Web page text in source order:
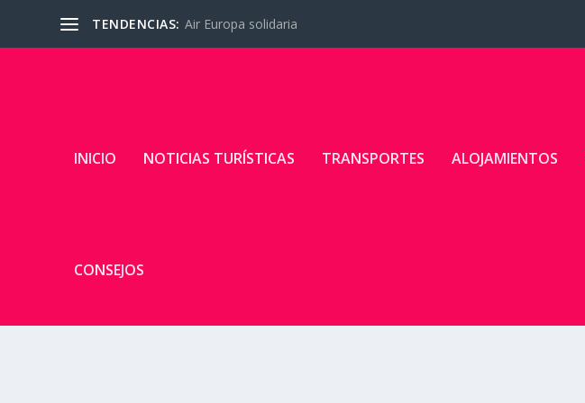
TENDENCIAS: Air Europa solidaria
INICIO NOTICIAS TURÍSTICAS TRANSPORTES ALOJAMIENTOS
CONSEJOS